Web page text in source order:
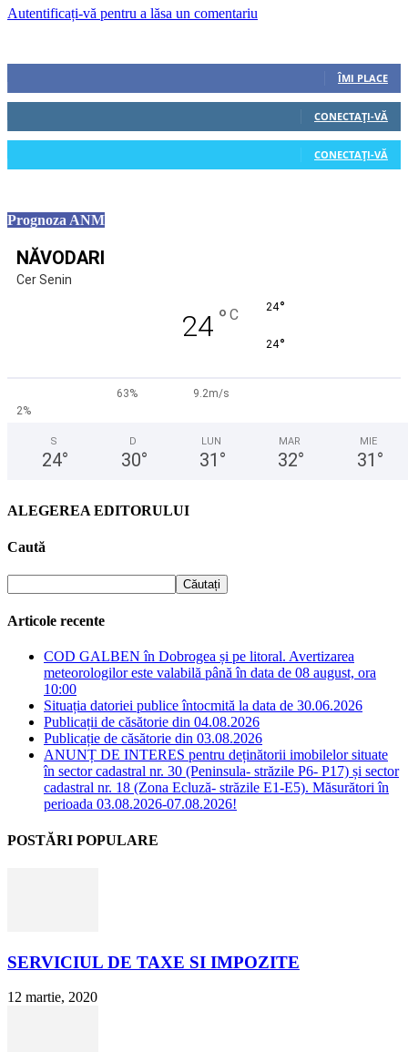
Autentificați-vă pentru a lăsa un comentariu
ÎMI PLACE
CONECTAȚI-VĂ
CONECTAȚI-VĂ
Prognoza ANM
NĂVODARI
Cer Senin
24 ° C 24°
24°
63%
9.2m/s
2%
S
24°
D
30°
LUN
31 °
MAR
32°
MIE
31 °
ALEGEREA EDITORULUI
Caută
Articole recente
COD GALBEN în Dobrogea și pe litoral. Avertizarea
meteorologilor este valabilă până în data de 08 august, ora
10:00
Situația datoriei publice întocmită la data de 30.06.2026
Publicații de căsătorie din 04.08.2026
Publicație de căsătorie din 03.08.2026
ANUNȚ DE INTERES pentru deținătorii imobilelor situate
în sector cadastral nr. 30 (Peninsula- străzile P6- P17) și sector
cadastral nr. 18 (Zona Ecluză- străzile E1-E5). Măsurători în
perioada 03.08.2026-07.08.2026!
POSTĂRI POPULARE
SERVICIUL DE TAXE SI IMPOZITE
12 martie, 2020